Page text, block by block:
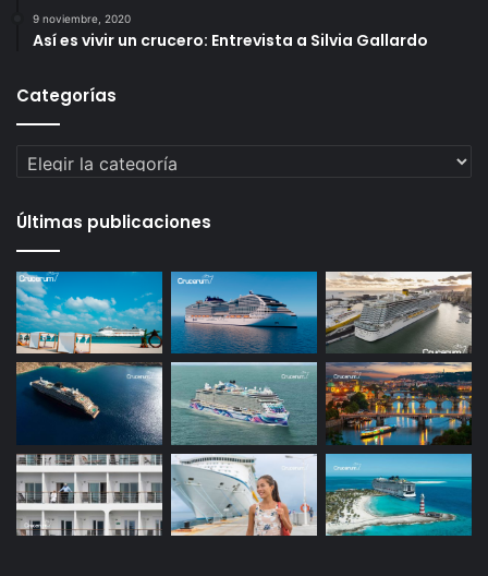
9 noviembre, 2020
Así es vivir un crucero: Entrevista a Silvia Gallardo
Categorías
Categorías
Últimas publicaciones